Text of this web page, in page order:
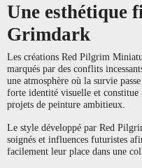
Une esthétique
Grimdark
Les créations Red Pilgrim
marqués par des conflits
une atmosphère où la survie
forte identité visuelle et constitue
projets de peinture ambitieux.
Le style développé par Red
soignés et influences futuristes
facilement leur place dans une